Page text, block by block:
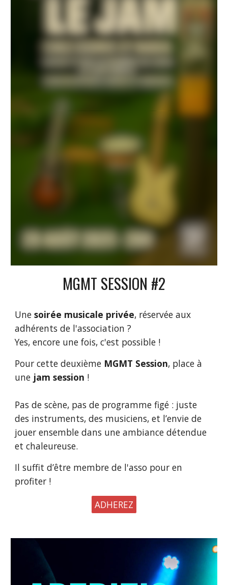
MGMT SESSION #2
Unesoirée musicale privée, réservée aux
adhérents de l'association ?
Yes, encore une fois, c'est possible !
Pour cette deuxième MGMT Session, place à
une jam session !
Pas de scène, pas de programme figé : juste
des instruments, des musiciens, et l’envie de
jouer ensemble dans une ambiance détendue
et chaleureuse.
Il suffit d’être membre de l'asso pour en
profiter !
ADHEREZ